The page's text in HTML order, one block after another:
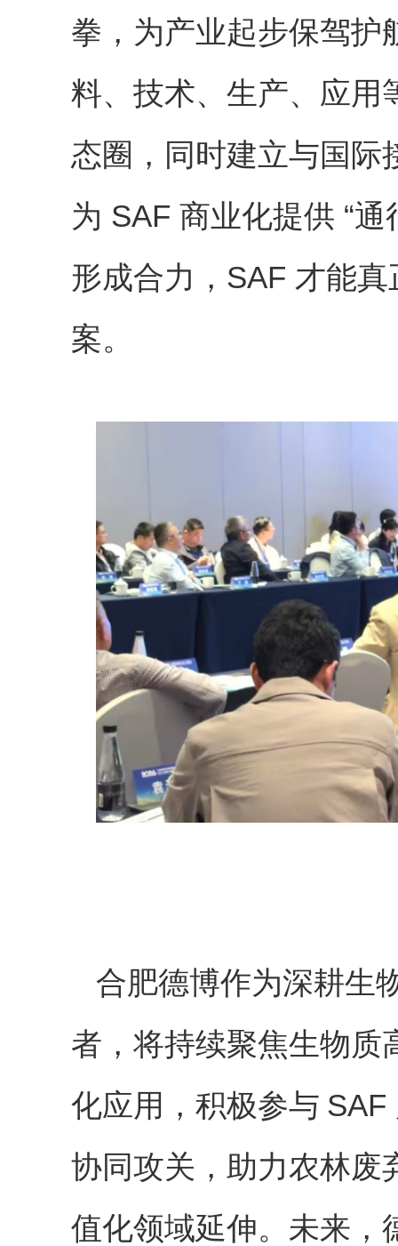
拳，为产业起步保驾护
料、技术、生产、应用
态圈，同时建立与国际
为 SAF 商业化提供 “
形成合力， SAF 才能真
案。
合肥德博作为深耕生
者 ，将持续聚焦生物
化应用，积极参与 SAF
协同攻关，助力农林废
值化领域延伸。未来，